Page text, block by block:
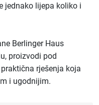
jednako lijepa koliko i
Berlinger Haus
proizvodi pod
rješenja koja
i ugodnijim.